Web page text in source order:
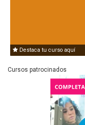
Destaca tu curso aquí
Cursos patrocinados